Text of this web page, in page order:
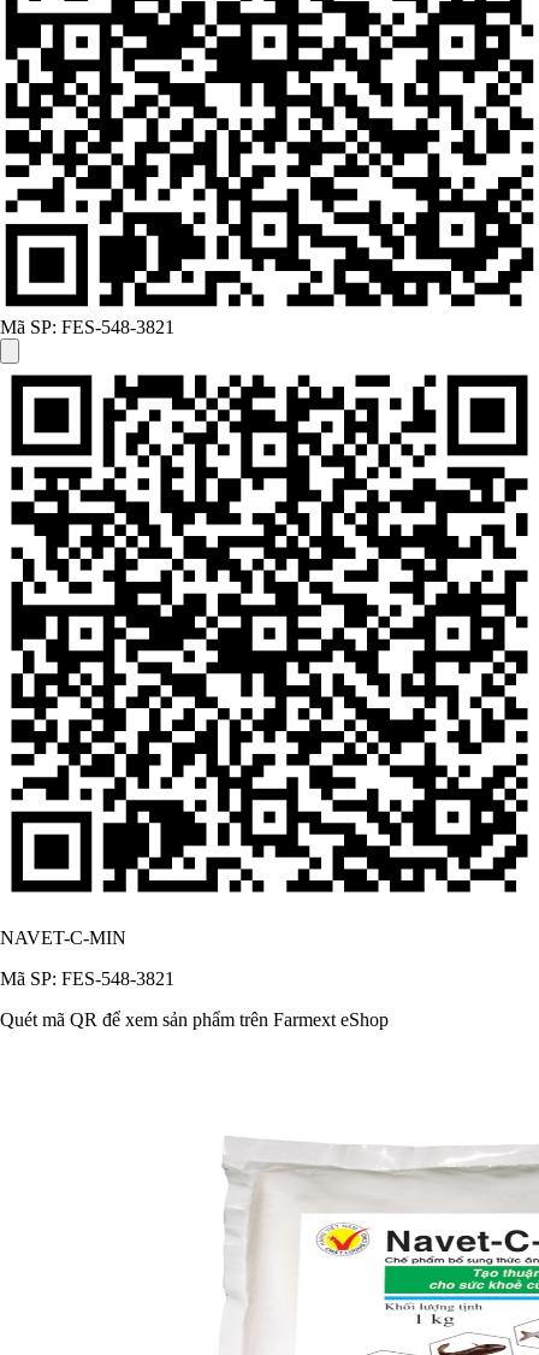
Mã SP: FES-548-3821
NAVET-C-MIN
Mã SP: FES-548-3821
Quét mã QR để xem sản phẩm trên Farmext eShop